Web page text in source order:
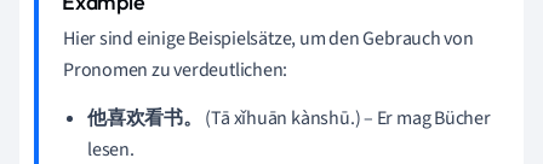
Hier sind einige Beispielsätze, um den Gebrauch von
Pronomen zu verdeutlichen:
他喜欢看书。 (Tā xǐhuān kànshū.) – Er mag Bücher
lesen.